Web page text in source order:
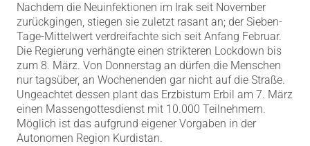
Nachdem die Neuinfektionen im Irak seit November
zurückgingen, stiegen sie zuletzt rasant an; der Sieben-
Tage-Mittelwert verdreifachte sich seit Anfang Februar.
Die Regierung verhängte einen strikteren Lockdown bis
zum 8. März. Von Donnerstag an dürfen die Menschen
nur tagsüber, an Wochenenden gar nicht auf die Straße.
Ungeachtet dessen plant das Erzbistum Erbil am 7. März
einen Massengottesdienst mit 10.000 Teilnehmern.
Möglich ist das aufgrund eigener Vorgaben in der
Autonomen Region Kurdistan.